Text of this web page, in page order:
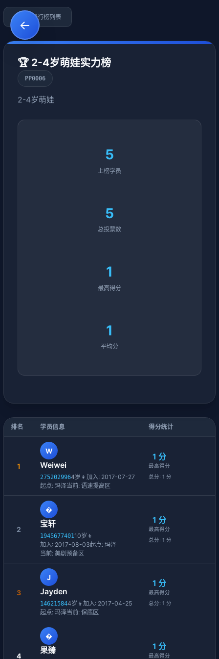
←
← 返回排行榜列表
🏆 2-4岁萌娃实力榜
PP0006
2-4岁萌娃
5
上榜学员
5
总投票数
1
最高得分
1
平均分
排名 学员信息 得分统计
1
W
Weiwei
2752029964岁 👦 加入: 2017-07-27
起点: 玛泽当前: 语速提高区
1 分
最高得分
总分: 1 分
2
�
宝轩
1945677401 10岁 👦
加入: 2017-08-03起点: 玛泽
当前: 美剧预备区
1 分
最高得分
总分: 1 分
3
J
Jayden
146215844岁 👦 加入: 2017-04-25
起点: 玛泽当前: 保底区
1 分
最高得分
总分: 1 分
4
�
果臻 1 分
最高得分